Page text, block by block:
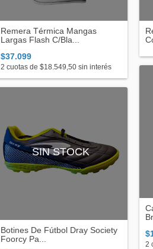
Remera Térmica Mangas
Largas Flash C/Bla...
$37.099
2 cuotas de $18.549,50 sin interés
SIN STOCK
Botines De Fútbol Dray Society
Foorcy Pa...
2